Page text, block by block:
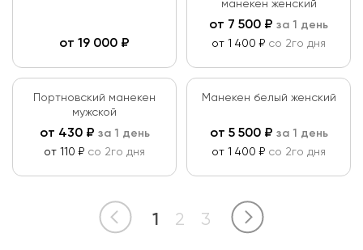
от 19 000 ₽
манекен женский
от 7 500 ₽ за 1 день
от 1 400 ₽ со 2го дня
Портновский манекен
мужской
от 430₽ за 1 день
от 110 ₽ со 2го дня
Манекен белый женский
от 5 500₽ за 1 день
от 1 400 ₽ со 2го дня
1 2 3